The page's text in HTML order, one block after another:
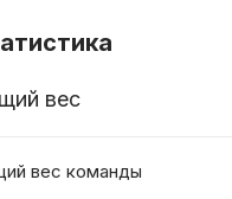
вес
вес команды